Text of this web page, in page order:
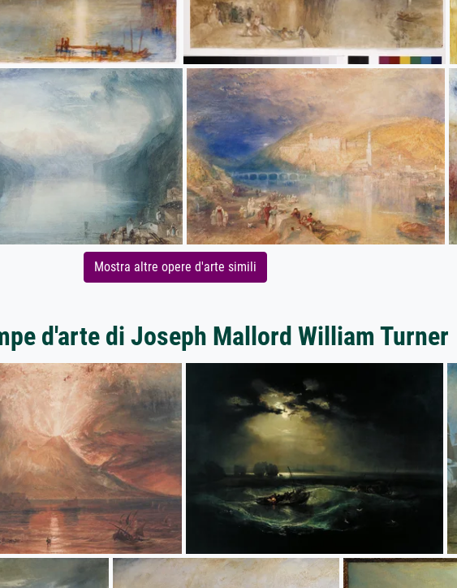
Mostra altre opere d'arte simili
d'arte di Joseph Mallord William Turner